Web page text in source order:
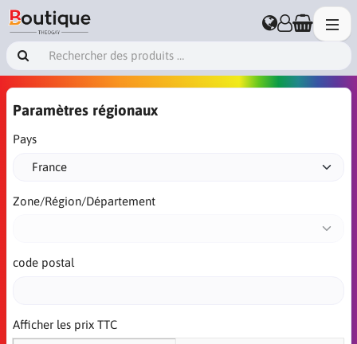
Paramètres régionaux
Pays
Zone/Région/Département
code postal
Afficher les prix TTC